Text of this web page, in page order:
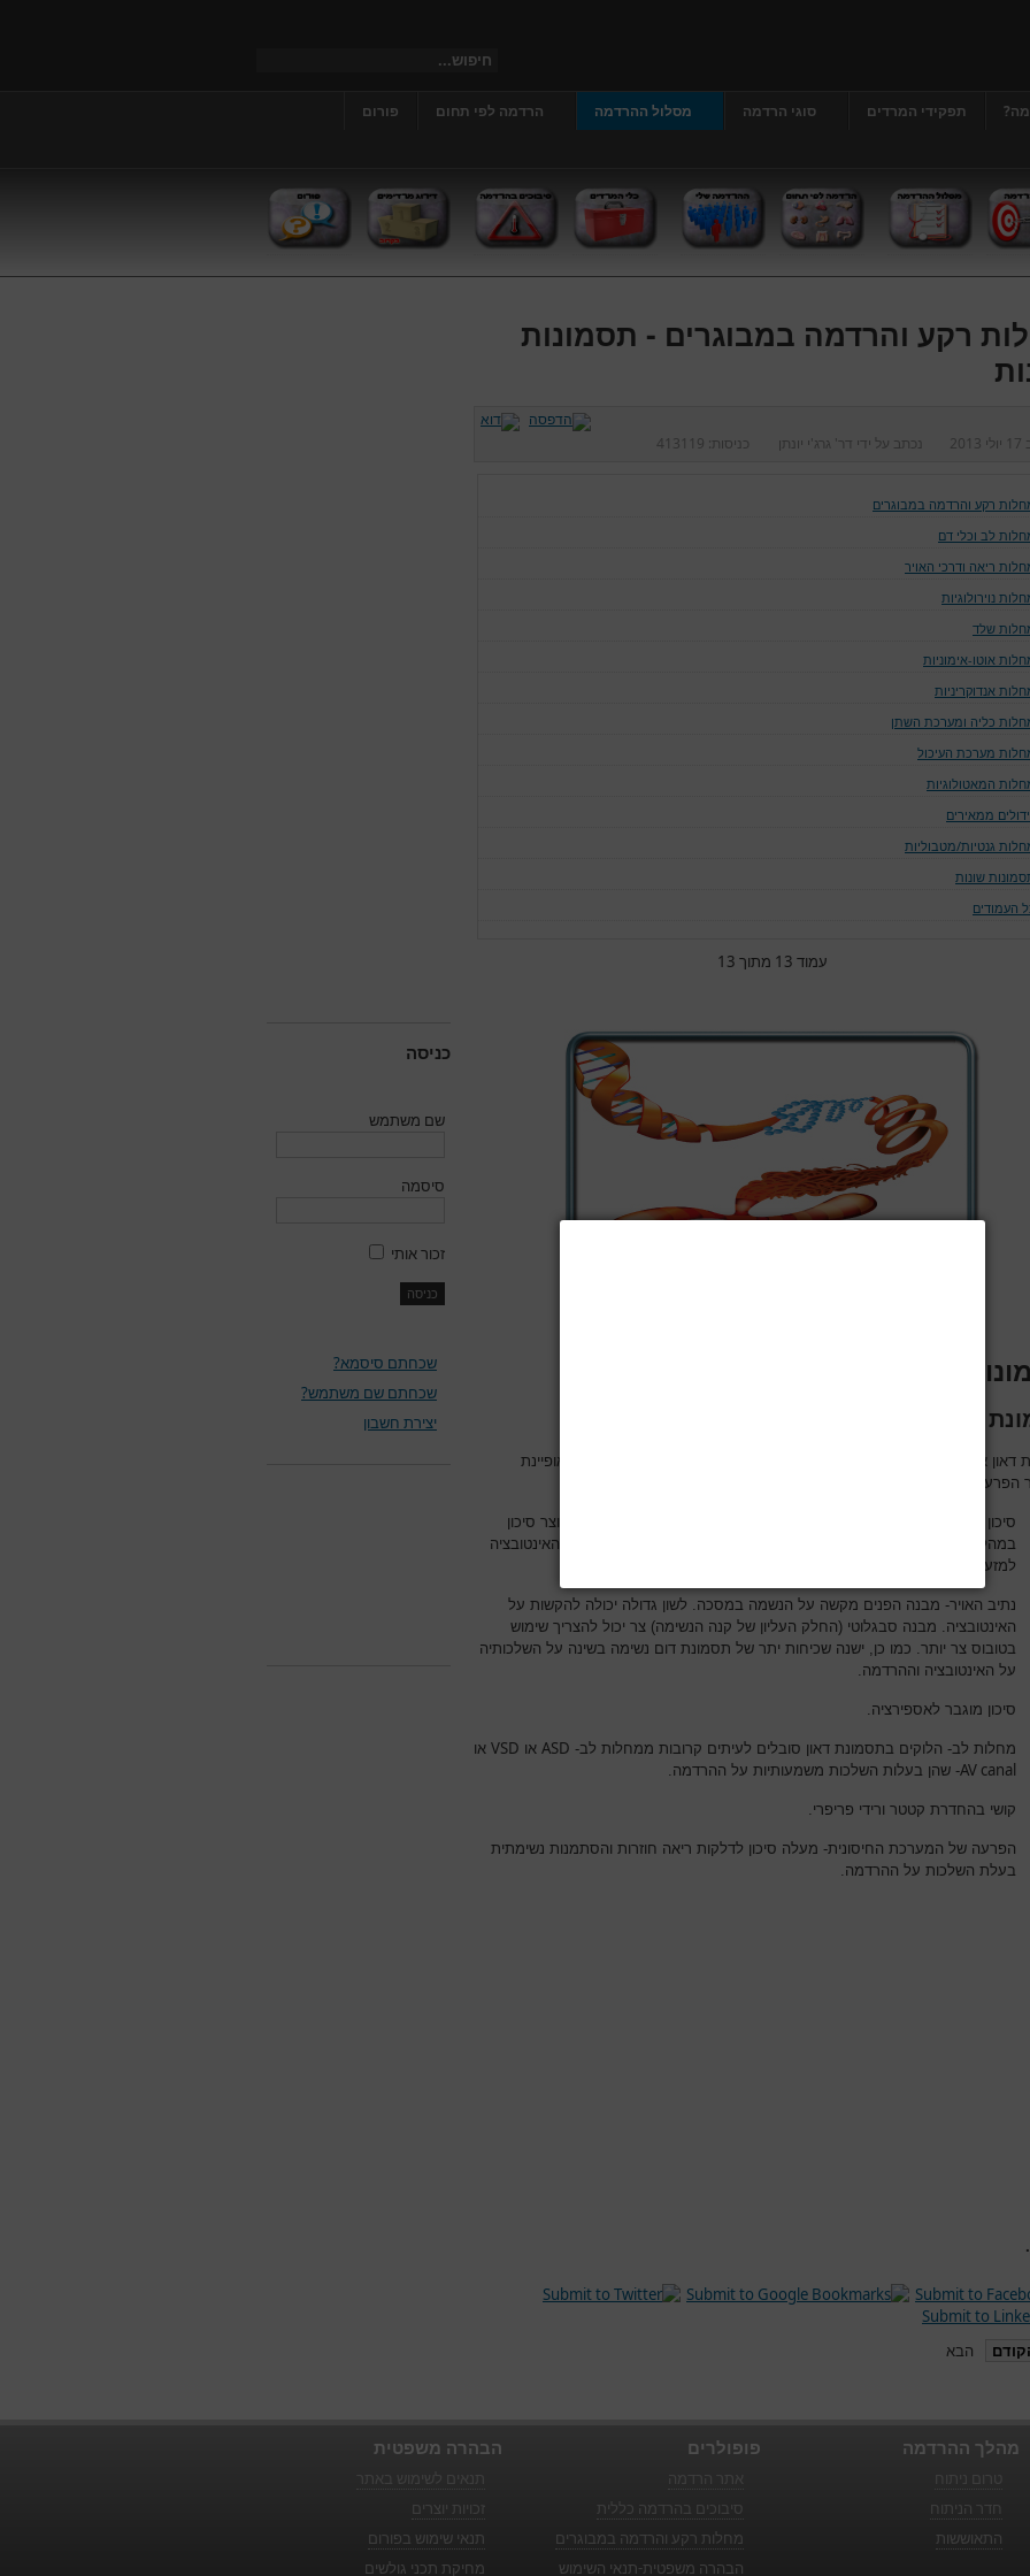
תפקידי המרדים סוגי הרדמה מסלול ההרדמה הרדמה לפי תחום
פורום
רקע והרדמה במבוגרים - תסמונות
17 יולי 2013 נכתב על ידי דר' גרג'י יונתן כניסות: 413119
רקע והרדמה במבוגרים
לב וכלי דם
ריאה ודרכי האויר
נוירולוגיות
שלד
אוטו-אימוניות
אנדוקריניות
כליה ומערכת השתן
מערכת העיכול
המאטולוגיות
ממאירים
גנטיות/מטבוליות
שונות
העמודים
עמוד 13 מתוך 13
שונות
דאון-
תסמונת דאון או טריזומיה 21 (3 כרומוזומי 21 במקום שניים בלבד) היא תסמונת המאופיינת
הפרעות העלולות לסכן את המטופל-
סיכון לסבלוקסציה (פריקה) של חוליות
(חוליות הצוואר העליונות). זה יוצר סיכון
במהלך האינטובציה המצריכה מתיחת הצוואר לאחור, ומצריך שינוי טכניקת האינטובציה
למזעור הסיכון.
נתיב האויר- מבנה הפנים מקשה על הנשמה במסכה. לשון גדולה יכולה להקשות על
האינטובציה. מבנה סבגלוטי (החלק העליון של קנה הנשימה) צר יכול להצריך שימוש
בטובוס צר יותר. כמו כן, ישנה שכיחות יתר של תסמונת דום נשימה בשינה על השלכותיה
על האינטובציה וההרדמה.
סיכון מוגבר לאספירציה.
מחלות לב- הלוקים בתסמונת דאון סובלים לעיתים קרובות ממחלות לב- ASD או VSD או
AV canal- שהן בעלות השלכות משמעותיות על ההרדמה.
קושי בהחדרת קטטר ורידי פריפרי.
הפרעה של המערכת החיסונית- מעלה סיכון לדלקות ריאה חוזרות והסתמנות נשימתית
בעלת השלכות על ההרדמה.
הבא
כניסה
שם משתמש
סיסמה
זכור אותי
שכחתם סיסמא?
שכחתם שם משתמש?
יצירת חשבון
הבהרה משפטית
זכויות יוצרים
תנאי שימוש בפורום
מחיקת תכני גולשים
פופולרים
סיבוכים בהרדמה כללית
מחלות רקע והרדמה במבוגרים
הבהרה משפטית-תנאי השימוש
מהלך ההרדמה
חדר הניתוח
התאוששות